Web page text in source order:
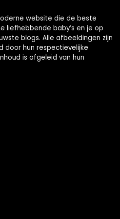
website die de beste
liefhebbende baby’s en je op
blogs. Alle afbeeldingen zijn
door hun respectievelijke
is afgeleid van hun